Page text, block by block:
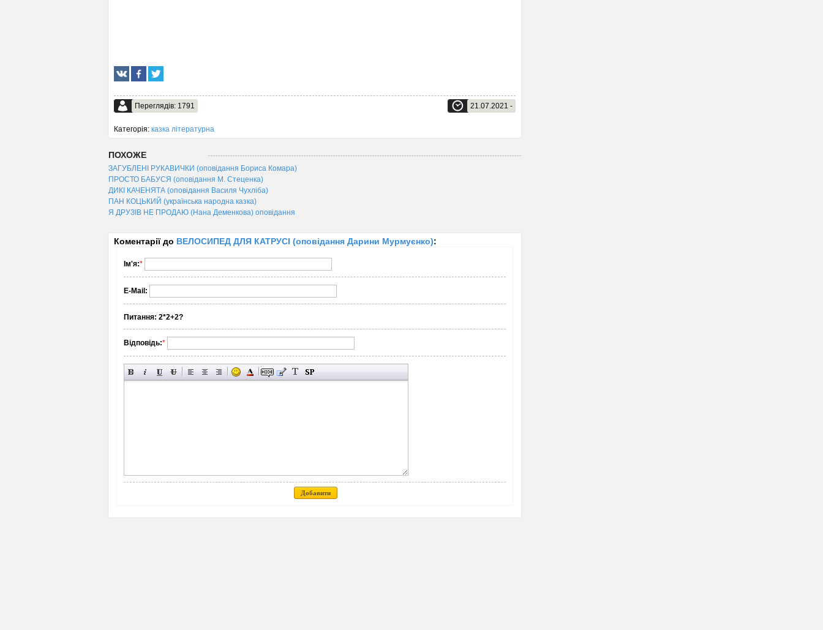
Переглядів: 1791 21.07.2021 -
Категорія: казка літературна
ПОХОЖЕ
ЗАГУБЛЕНІ РУКАВИЧКИ (оповідання Бориса Комара)
ПРОСТО БАБУСЯ (оповідання М. Стеценка)
ДИКІ КАЧЕНЯТА (оповідання Василя Чухліба)
ПАН КОЦЬКИЙ (українська народна казка)
Я ДРУЗІВ НЕ ПРОДАЮ (Нана Деменкова) оповідання
Коментарії до ВЕЛОСИПЕД ДЛЯ КАТРУСІ (оповідання Дарини Мурмуєнко):
Ім'я:*
E-Mail:
Питання: 2*2+2?
Відповідь:*
Добавити